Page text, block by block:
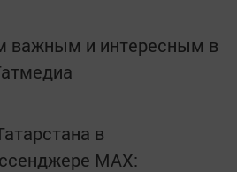
важным и интересным в
в
MАХ: